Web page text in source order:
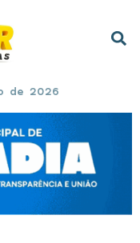
de 2026